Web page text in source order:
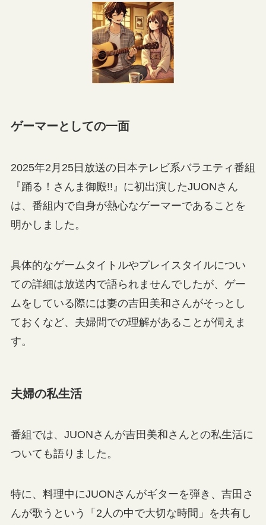
ゲーマーとしての一面
2025年2月25日放送の日本テレビ系バラエティ番組
『踊る！さんま御殿!!』に初出演したJUONさん
は、番組内で自身が熱心なゲーマーであることを
明かしました。
具体的なゲームタイトルやプレイスタイルについ
ての詳細は放送内で語られませんでしたが、ゲー
ムをしている際には妻の吉田美和さんがそっとし
ておくなど、夫婦間での理解があることが伺えま
す。
夫婦の私生活
番組では、JUONさんが吉田美和さんとの私生活に
ついても語りました。
特に、料理中にJUONさんがギターを弾き、吉田さ
んが歌うという「2人の中で大切な時間」を共有し